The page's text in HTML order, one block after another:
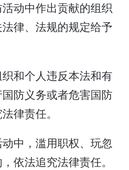
动中作出贡献的组织
律、法规的规定给予
和个人违反本法和有
防义务或者危害国防
律责任。
中，滥用职权、玩忽
依法追究法律责任。